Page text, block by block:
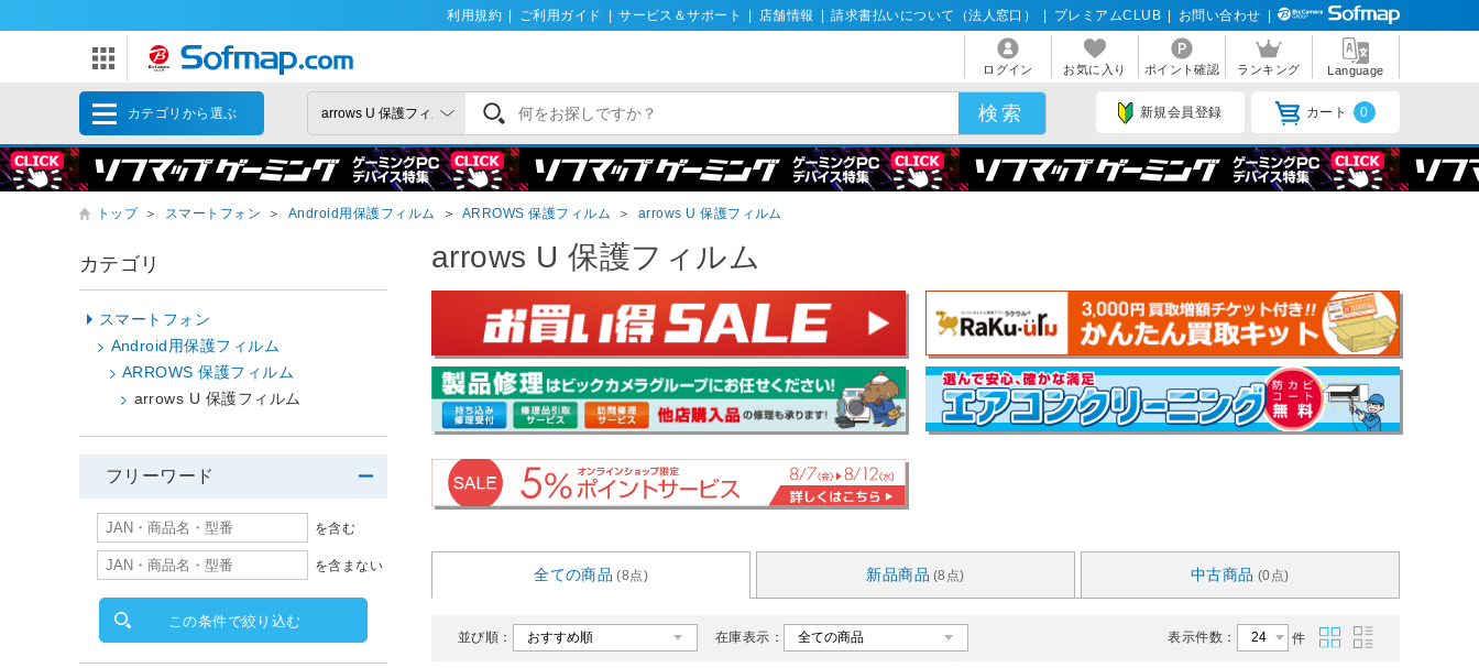
利用規約 ご利用ガイド サービス＆サポート 店舗情報 請求書払いについて（法人窓口） プレミアムCLUB お問い合わせ
ログイン お気に入り ポイント確認 ランキング Language
カテゴリから選ぶ 新規会員登録 カート 0
トップ ＞ スマートフォン ＞ Android用保護フィルム ＞ ARROWS 保護フィルム ＞ arrows U 保護フィルム
arrows U 保護フィルム
全ての商品 (8点) 新品商品 (8点) 中古商品 (0点)
並び順： 在庫表示： 表示件数： 件
カテゴリ
スマートフォン
Android用保護フィルム
ARROWS 保護フィルム
arrows U 保護フィルム
フリーワード
を含む
を含まない
この条件で絞り込む